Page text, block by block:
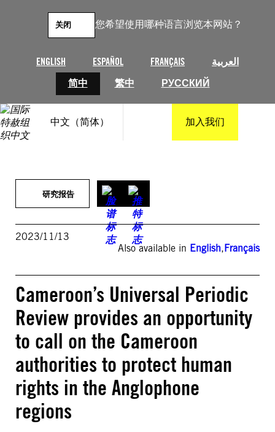
您希望使用哪种语言浏览本网站？
ENGLISH ESPAÑOL FRANÇAIS
العربية
简中
繁中 РУССКИЙ
关闭
中文（简体） 加入我们
研究报告
2023/11/13
Also available in English,Français
Cameroon’s Universal Periodic
Review provides an opportunity
to call on the Cameroon
authorities to protect human
rights in the Anglophone
regions